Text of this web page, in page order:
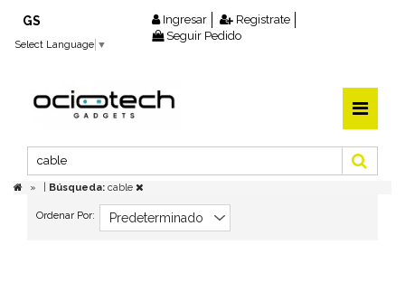
GS
Select Language ▼
Ingresar
Registrate
Seguir Pedido
Búsqueda: cable
Ordenar Por: